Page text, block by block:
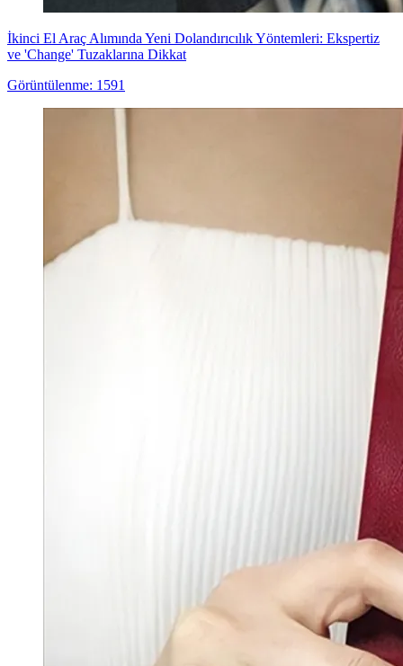
İkinci El Araç Alımında Yeni Dolandırıcılık Yöntemleri: Ekspertiz
ve 'Change' Tuzaklarına Dikkat
Görüntülenme: 1591